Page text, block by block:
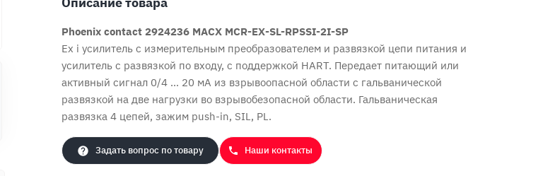
Phoenix contact 2924236 MACX MCR-EX-SL-RPSSI-2I-SP
Ex i усилитель с измерительным преобразователем и развязкой цепи питания и
усилитель с развязкой по входу, с поддержкой HART. Передает питающий или
активный сигнал 0/4 ... 20 мА из взрывоопасной области с гальванической
развязкой на две нагрузки во взрывобезопасной области. Гальваническая
развязка 4 цепей, зажим push-in, SIL, PL.
Задать вопрос по товару Наши контакты